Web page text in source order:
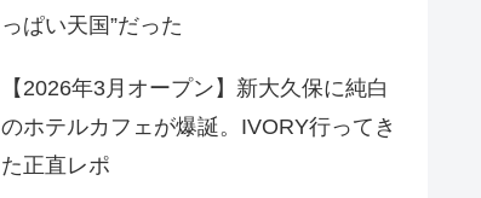
っぱい天国”だった
【2026年3月オープン】新大久保に純白
のホテルカフェが爆誕。IVORY行ってき
た正直レポ